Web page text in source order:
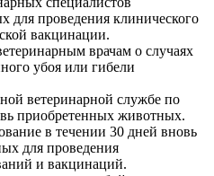
для проведения клинического
вакцинации.
врачам о случаях
убоя или гибели
ветеринарной службе по
приобретенных животных.
в течении 30 дней вновь
для проведения
и вакцинаций.